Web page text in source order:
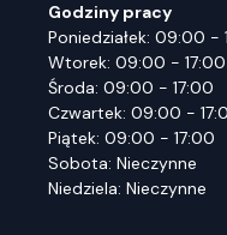
Godziny pracy
Poniedziałek: 09:00 -
Wtorek: 09:00 - 17:00
Środa: 09:00 - 17:00
Czwartek: 09:00 -
Piątek: 09:00 - 17:00
Sobota: Nieczynne
Niedziela: Nieczynne